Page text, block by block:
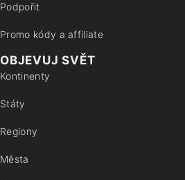
Podpořit
Promo kódy a affiliate
OBJEVUJ SVĚT
Kontinenty
Státy
Regiony
Města